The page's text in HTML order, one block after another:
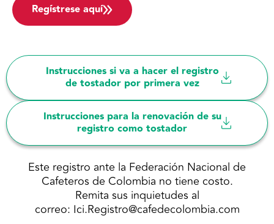
Regístrese aquí
Instrucciones si va a hacer el registro
de tostador por primera vez
Instrucciones para la renovación de su
registro como tostador
Este registro ante la Federación Nacional de
Cafeteros de Colombia no tiene costo.
Remita sus inquietudes al
correo: Ici.Registro@cafedecolombia.com